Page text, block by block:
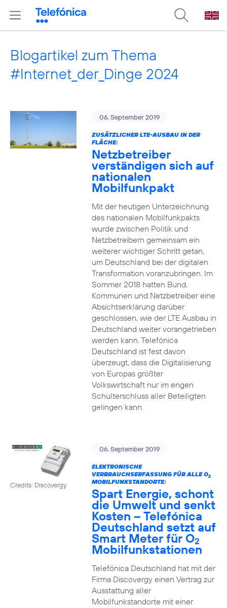
Blogartikel zum Thema
#Internet_der_Dinge 2024
06. September 2019
ZUSÄTZLICHER LTE-AUSBAU IN DER
FLÄCHE:
Netzbetreiber
verständigen sich auf
nationalen
Mobilfunkpakt
Mit der heutigen Unterzeichnung
des nationalen Mobilfunkpakts
wurde zwischen Politik und
Netzbetreibern gemeinsam ein
weiterer wichtiger Schritt getan,
um Deutschland bei der digitalen
Transformation voranzubringen. Im
Sommer 2018 hatten Bund,
Kommunen und Netzbetreiber eine
Absichtserklärung darüber
geschlossen, wie der LTE Ausbau in
Deutschland weiter vorangetrieben
werden kann. Telefónica
Deutschland ist fest davon
überzeugt, dass die Digitalisierung
von Europas größter
Volkswirtschaft nur im engen
Schulterschluss aller Beteiligten
gelingen kann.
Credits: Discovergy
06. September 2019
ELEKTRONISCHE
VERBRAUCHSERFASSUNG FÜR ALLE O2
MOBILFUNKSTANDORTE:
Spart Energie, schont
die Umwelt und senkt
Kosten – Telefónica
Deutschland setzt auf
Smart Meter für O2
Mobilfunkstationen
Telefónica Deutschland hat mit der
Firma Discovergy einen Vertrag zur
Ausstattung aller
Mobilfunkstandorte mit einer